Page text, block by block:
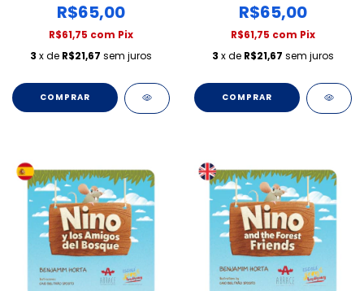
R$65,00
R$61,75 com Pix
3 x de R$21,67 sem juros
COMPRAR
R$65,00
R$61,75 com Pix
3 x de R$21,67 sem juros
COMPRAR